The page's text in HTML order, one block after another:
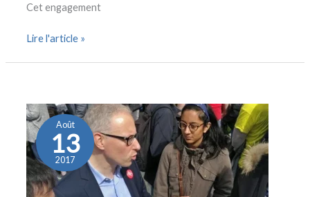
Cet engagement
Lire l'article »
Août
13
2017
mettre
en
oeuvre
une
véritable
politique